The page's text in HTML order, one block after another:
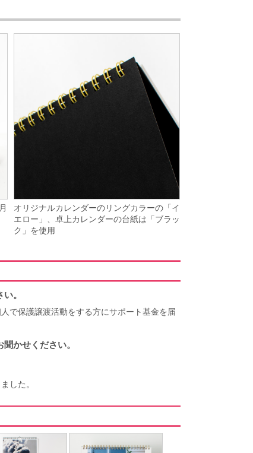
オリジナルカレンダーのリングカラーの「イ
エロー」、卓上カレンダーの台紙は「ブラッ
ク」を使用
。
で保護譲渡活動をする方にサポート基金を届
かせください。
した。